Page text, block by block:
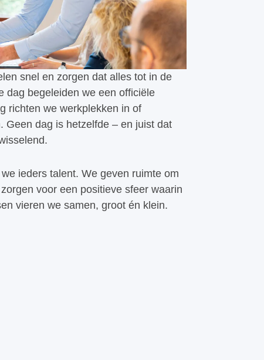
snel en zorgen dat alles tot in de
dag begeleiden we een officiële
richten we werkplekken in of
Geen dag is hetzelfde – en juist dat
ieders talent. We geven ruimte om
voor een positieve sfeer waarin
vieren we samen, groot én klein.